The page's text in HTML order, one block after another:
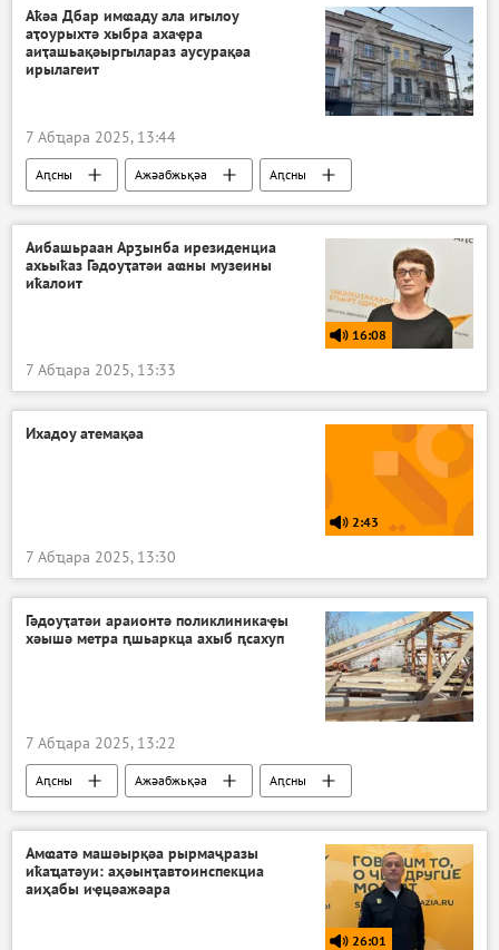
Аҟәа Дбар имҩаду ала игылоу
аҭоурыхтә хыбра ахаҿра
аиҭашьақәыргылараз аусурақәа
ирылагеит
7 Абҵара 2025, 13:44
Аԥсны Ажәабжьқәа Аԥсны
Аибашьраан Арӡынба ирезиденциа
ахьыҟаз Гәдоуҭатәи аҩны музеины
иҟалоит
16:08
7 Абҵара 2025, 13:33
Ихадоу атемақәа
2:43
7 Абҵара 2025, 13:30
Гәдоуҭатәи араионтә поликлиникаҿы
хәышә метра ԥшьаркца ахыб ԥсахуп
7 Абҵара 2025, 13:22
Аԥсны Ажәабжьқәа
Аԥсны
Гәдоуҭа араион
Амҩатә машәырқәа рырмаҷразы
иҟаҵатәуи: аҳәынҭавтоинспекциа
аиҳабы иҿцәажәара
26:01